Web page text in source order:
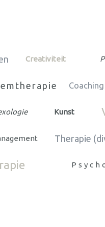
Creativiteit
Kunst
Therapie